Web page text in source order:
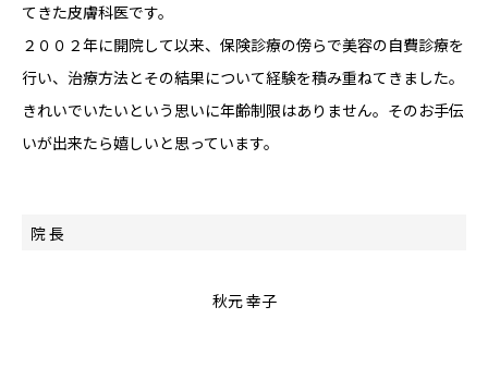
てきた皮膚科医です。
２００２年に開院して以来、保険診療の傍らで美容の自費診療を
行い、治療方法とその結果について経験を積み重ねてきました。
きれいでいたいという思いに年齢制限はありません。そのお手伝
いが出来たら嬉しいと思っています。
院 長
秋元 幸子